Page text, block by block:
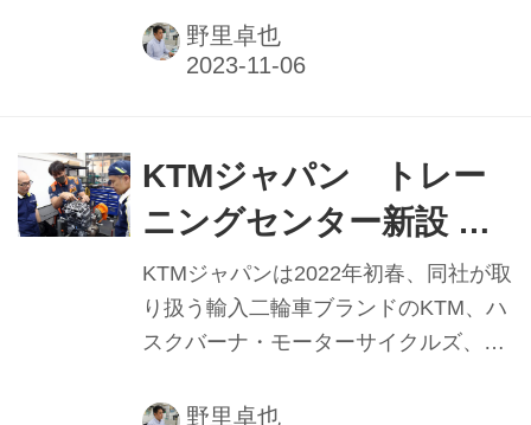
浜市）で、CEOの清水正喜氏は別事業
の海外営業のため、しばらく同社の経
ることになり、一時は業績への影響を
懸念したものの一転して急回復。コロ
ナ禍を経た今、国内の二輪・四輪市場
やユーザーであるメカニックについて
語る。
野里卓也
KTMジャパン トレー
ニングセンター新設 二
輪車未経験から受け入
れ 高度な技術取得目指
す
KTMジャパンは2022年初春、同社が取
り扱う輸入二輪車ブランドのKTM、ハ
スクバーナ・モーターサイクルズ、
ーニングセンターを東京都江東区に新
野里卓也